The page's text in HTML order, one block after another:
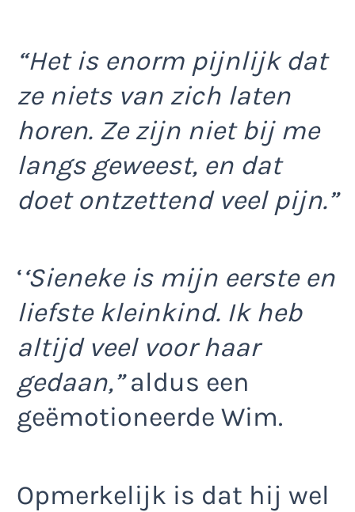
“Het is enorm pijnlijk dat
ze niets van zich laten
horen. Ze zijn niet bij me
langs geweest, en dat
doet ontzettend veel pijn.”
‘‘Sieneke is mijn eerste en
liefste kleinkind. Ik heb
altijd veel voor haar
gedaan,”aldus een
geëmotioneerde Wim.
Opmerkelijk is dat hij wel